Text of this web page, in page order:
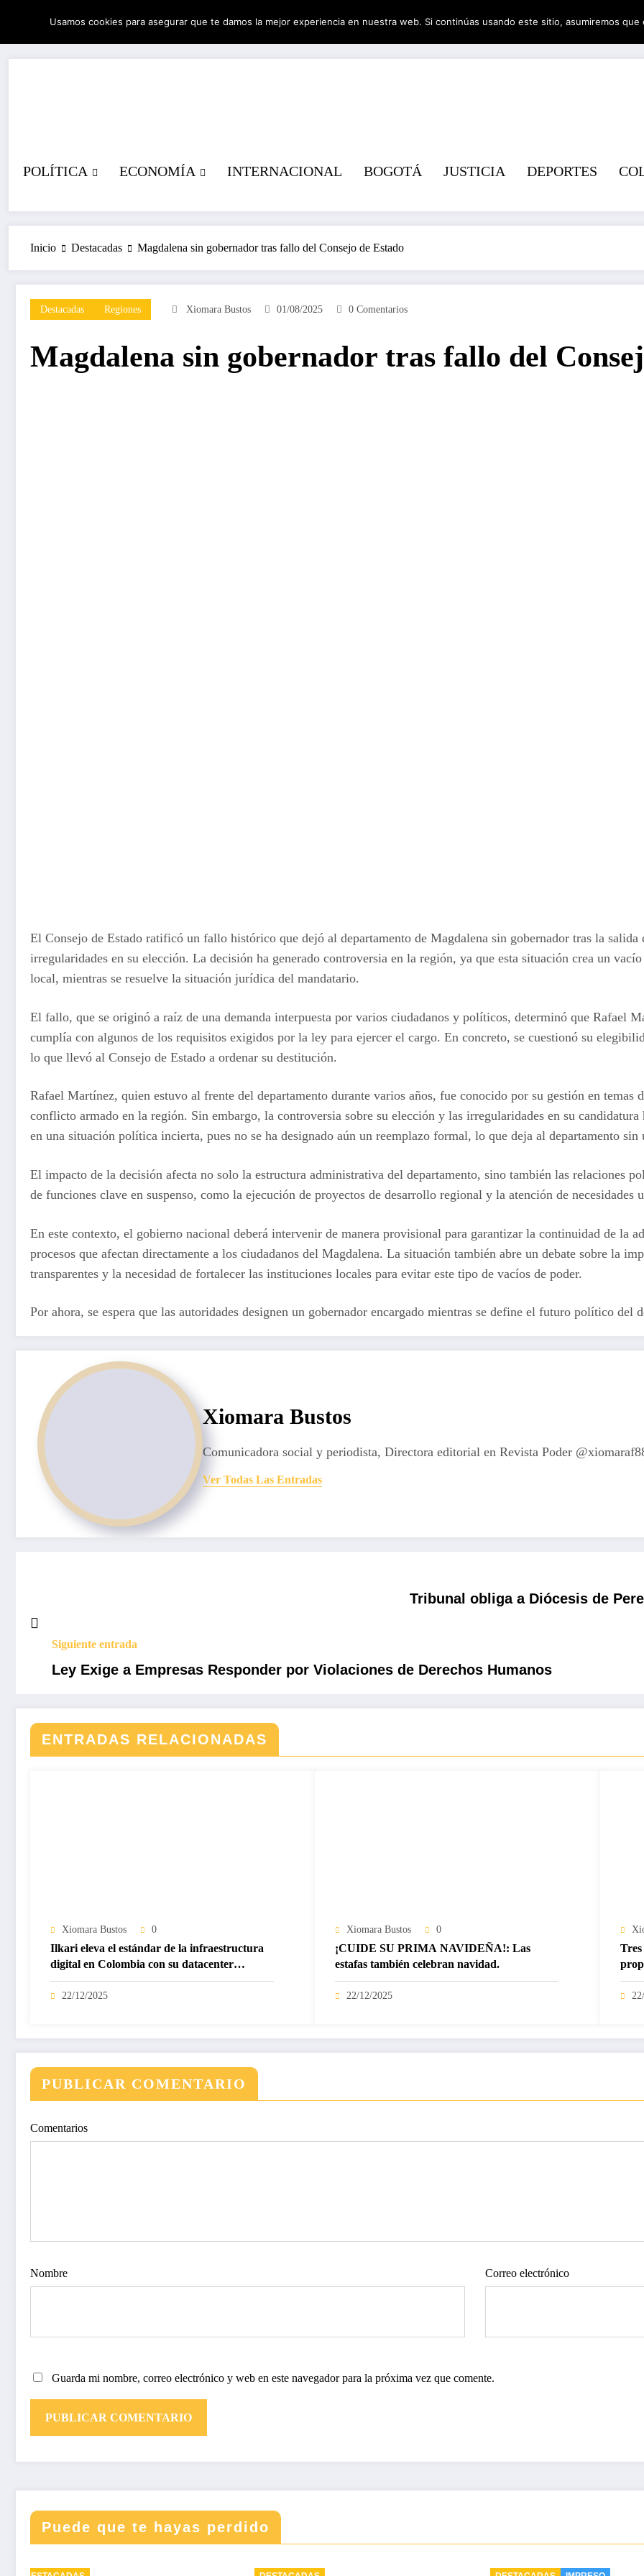
contenido
06/08/2026 7:16:04 PM
POLÍTICA ECONOMÍA INTERNACIONAL BOGOTÁ JUSTICIA DEPORTES
Inicio Destacadas Magdalena sin gobernador tras fallo del Consejo de Estado
Destacadas Regiones Xiomara Bustos 01/08/2025 0 Comentarios
Magdalena sin gobernador tras fallo del
El Consejo de Estado ratificó un fallo histórico que dejó al departamento de Magdalena sin gobernador tras la
irregularidades en su elección. La decisión ha generado controversia en la región, ya que esta situación crea un
local, mientras se resuelve la situación jurídica del mandatario.
El fallo, que se originó a raíz de una demanda interpuesta por varios ciudadanos y políticos, determinó que Rafael
cumplía con algunos de los requisitos exigidos por la ley para ejercer el cargo. En concreto, se cuestionó su
lo que llevó al Consejo de Estado a ordenar su destitución.
Rafael Martínez, quien estuvo al frente del departamento durante varios años, fue conocido por su gestión en
conflicto armado en la región. Sin embargo, la controversia sobre su elección y las irregularidades en su
en una situación política incierta, pues no se ha designado aún un reemplazo formal, lo que deja al departamento
El impacto de la decisión afecta no solo la estructura administrativa del departamento, sino también las relaciones
de funciones clave en suspenso, como la ejecución de proyectos de desarrollo regional y la atención de necesidades
En este contexto, el gobierno nacional deberá intervenir de manera provisional para garantizar la continuidad de la
procesos que afectan directamente a los ciudadanos del Magdalena. La situación también abre un debate sobre la
transparentes y la necesidad de fortalecer las instituciones locales para evitar este tipo de vacíos de poder.
Por ahora, se espera que las autoridades designen un gobernador encargado mientras se define el futuro político del
Xiomara Bustos
Comunicadora social y periodista, Directora editorial en Revista Poder
Ver Todas Las Entradas
Tribunal obliga a Diócesis de
Siguiente entrada
Ley Exige a Empresas Responder por Violaciones de Derechos Humanos
ENTRADAS RELACIONADAS
Xiomara Bustos 0
Ilkari eleva el estándar de la infraestructura
digital en Colombia con su datacenter
certificado Nivel IV de ICREA
22/12/2025
Xiomara Bustos 0
¡CUIDE SU PRIMA NAVIDEÑA!: Las
estafas también celebran navidad.
22/12/2025
Tres
PUBLICAR COMENTARIO
Comentarios
Nombre Correo electrónico
Guarda mi nombre, correo electrónico y web en este navegador para la próxima vez que comente.
Puede que te hayas perdido
Usamos cookies para asegurar que te damos la mejor experiencia en nuestra web. Si continúas usando este sitio, asumiremos